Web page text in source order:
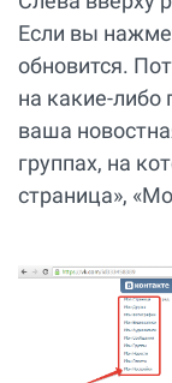
Если вы
обновится.
на какие-либо
ваша
группах, на
страница»,